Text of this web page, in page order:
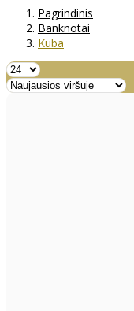
Pagrindinis
Banknotai
Kuba